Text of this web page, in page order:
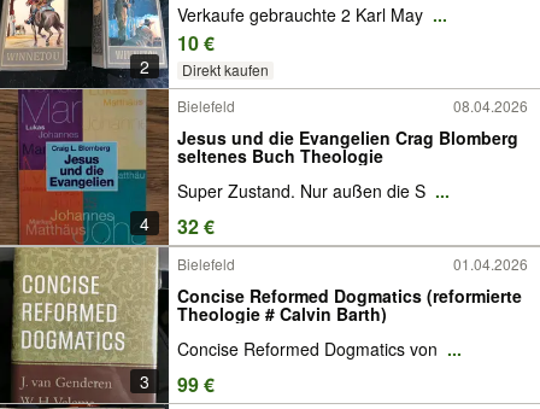
2
Verkaufe gebrauchte 2 Karl May ...
10 €
Direkt kaufen
4
Bielefeld 08.04.2026
Jesus und die Evangelien Crag Blomberg
seltenes Buch Theologie
Super Zustand. Nur außen die S ...
32 €
3
Bielefeld 01.04.2026
Concise Reformed Dogmatics (reformierte
Theologie # Calvin Barth)
Concise Reformed Dogmatics von ...
99 €